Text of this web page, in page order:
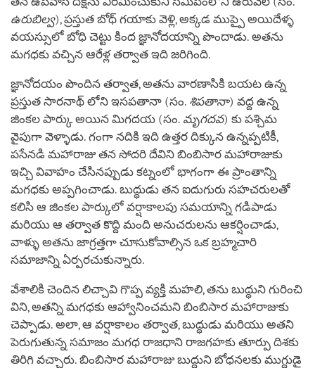
ఉరుబిల్వ), ప్రస్తుత బోధ్ గయాకు వెళ్లి, అక్కడ ముప్పై అయిదేళ్ళ
వయస్సులో బోధి చెట్టు కింద జ్ఞానోదయాన్ని పొందాడు. అతను
మగధకు వచ్చిన ఆరేళ్ల తర్వాత ఇది జరిగింది.
జ్ఞానోదయం పొందిన తర్వాత, అతను వారణాసికి బయట ఉన్న
ప్రస్తుత సారనాథ్ లోని ఇసపతానా (సం. శిపతానా) వద్ద ఉన్న
జింకల పార్కు అయిన మిగదయ (సం. మృగదవ) కు పశ్చిమ
వైపుగా వెళ్ళాడు. గంగా నదికి ఇది ఉత్తర దిక్కున ఉన్నప్పటికీ,
పసేనడి మహారాజు తన సోదరి దేవిని బింబిసార మహారాజుకు
ఇచ్చి వివాహం చేసినప్పుడు కట్నంలో భాగంగా ఈ ప్రాంతాన్ని
మగధకు అప్పగించాడు. బుద్ధుడు తన ఐదుగురు సహచరులతో
కలిసి ఆ జింకల పార్కులో వర్షాకాలపు సమయాన్ని గడిపాడు
మరియు ఆ తర్వాత కొద్ది మంది అనుచరులను ఆకర్షించాడు,
వాళ్ళు అతను జాగ్రత్తగా చూసుకోవాల్సిన ఒక బ్రహ్మచారి
సమాజాన్ని ఏర్పరచుకున్నారు.
వేశాలికి చెందిన లిచ్చావి గొప్ప వ్యక్తి మహలి, తను బుద్ధుని గురించి
విని, అతన్ని మగధకు ఆహ్వానించమని బింబిసార మహారాజుకు
చెప్పాడు. అలా, ఆ వర్షాకాలం తర్వాత, బుద్ధుడు మరియు అతని
పెరుగుతున్న సమాజం మగధ రాజధాని రాజగహకు తూర్పు దిశకు
తిరిగి వచ్చారు. బింబిసార మహారాజు బుద్ధుని బోధనలకు ముగ్ధుడై